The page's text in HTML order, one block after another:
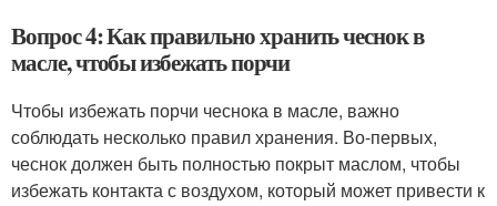
Вопрос 4: Как правильно хранить чеснок в
масле, чтобы избежать порчи
Чтобы избежать порчи чеснока в масле, важно
соблюдать несколько правил хранения. Во-первых,
чеснок должен быть полностью покрыт маслом, чтобы
избежать контакта с воздухом, который может привести к